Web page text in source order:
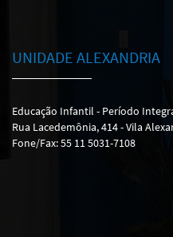
UNIDADE ALEXANDRIA
Educação Infantil - Período
Rua Lacedemônia, 414 - Vila
Fone/Fax: 55 11 5031-7108